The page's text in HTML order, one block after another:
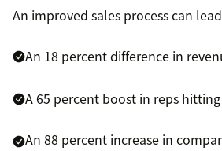
An improved sales process can
An 18 percent difference in
A 65 percent boost in reps
An 88 percent increase in